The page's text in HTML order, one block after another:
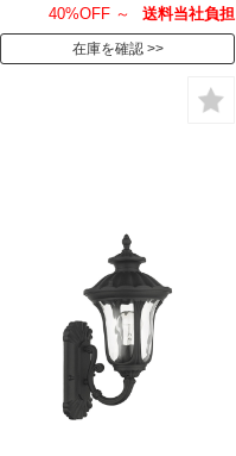
40%OFF ～ 送料当社負担
在庫を確認